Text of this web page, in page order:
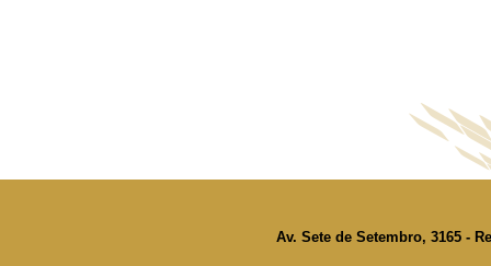
Av. Sete de Setembro, 3165 -